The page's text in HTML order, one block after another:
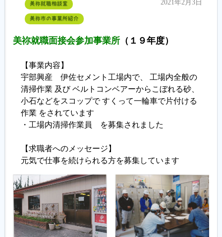
美祢就職相談室
美祢市の事業所紹介
2021年2月3日
美祢就職面接会参加事業所 （１９年度）
【事業内容】
宇部興産 伊佐セメント工場内で、 工場内全般の
清掃作業 及び ベルトコンベアーからこぼれる砂、
小石などをスコップで すくって一輪車で片付ける
作業 をされています
・工場内清掃作業員 を募集されました
【求職者へのメッセージ】
元気で仕事を続けられる方を募集しています